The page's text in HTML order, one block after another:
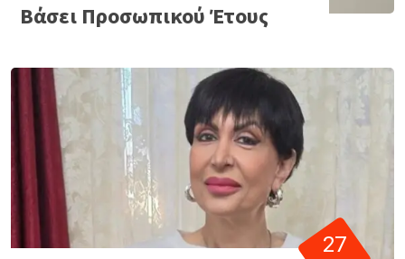
Βάσει Προσωπικού Έτους
27